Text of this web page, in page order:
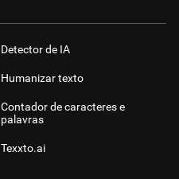
Detector de IA
Humanizar texto
Contador de caracteres e
palavras
Texxto.ai